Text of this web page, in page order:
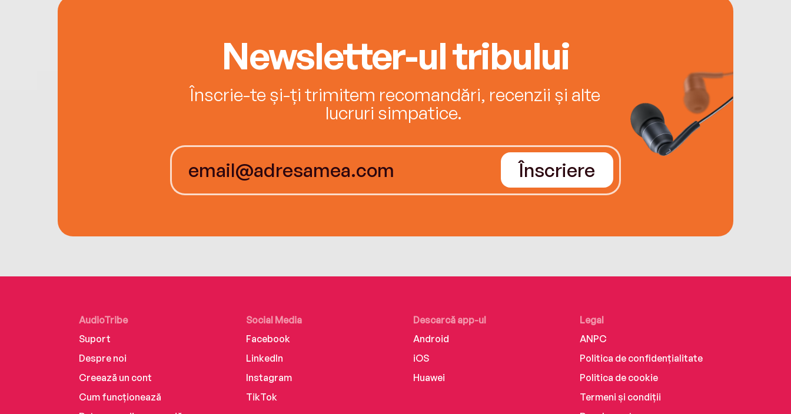
Newsletter-ul tribului
Înscrie-te și-ți trimitem recomandări, recenzii și alte
lucruri simpatice.
Înscriere
AudioTribe
Suport
Despre noi
Creează un cont
Cum funcționează
Social Media
Facebook
LinkedIn
Instagram
TikTok
Descarcă app-ul
Android
iOS
Huawei
Legal
ANPC
Politica de confidențialitate
Politica de cookie
Termeni și condiții